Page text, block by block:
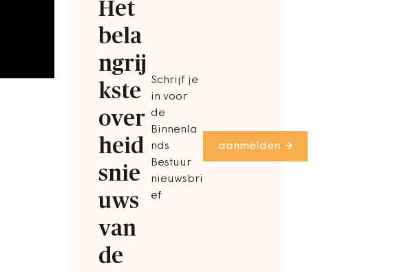
Het
bela
ngrij
kste
over
heid
snie
uws
van
de
Schrijf je
in voor
de
Binnenla
nds
Bestuur
nieuwsbri
ef
aanmelden